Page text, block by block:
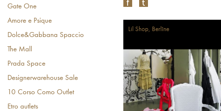
Gate One
Amore e Psique
Dolce&Gabbana Spaccio
The Mall
Prada Space
Designerwarehouse Sale
10 Corso Como Outlet
Etro autlets
Lil Shop, Berlīne